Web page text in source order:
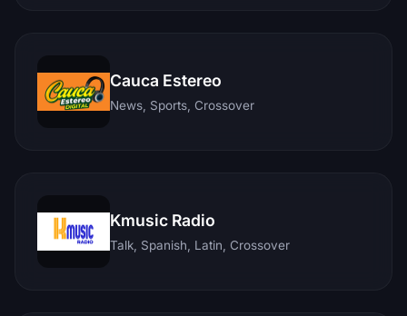
Cauca Estereo
News, Sports, Crossover
Kmusic Radio
Talk, Spanish, Latin, Crossover